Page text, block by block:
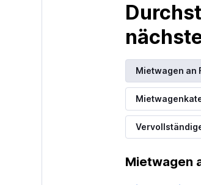
Mietwagen an
Mietwagen